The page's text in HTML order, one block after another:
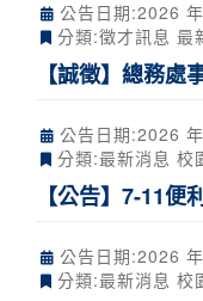
公告日期:2026
分類:徵才訊息 最
【誠徵】總務處
公告日期:2026
分類:最新消息 校
【公告】7-11便
公告日期:2026
分類:最新消息 校